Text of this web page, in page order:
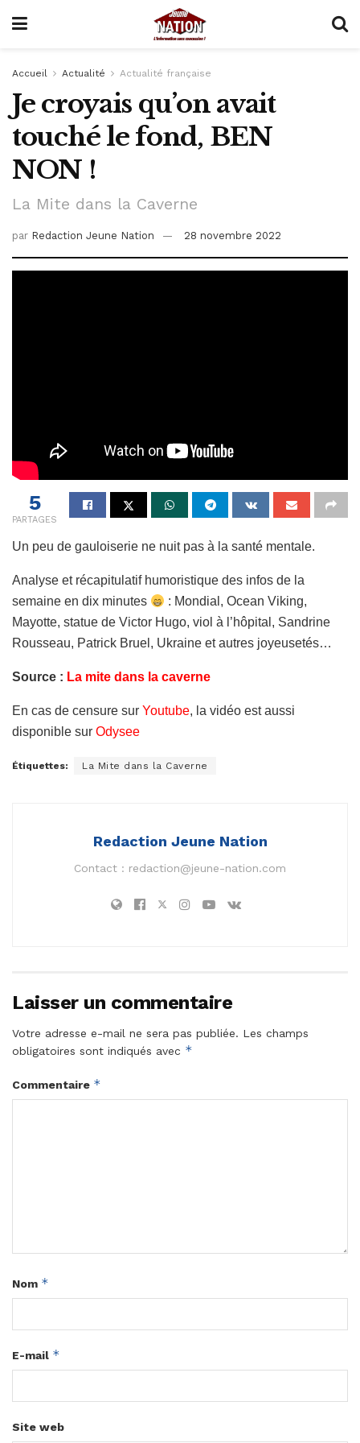
Accueil Actualité Actualité française
Je croyais qu’on avait
touché le fond, BEN
NON !
La Mite dans la Caverne
par Redaction Jeune Nation 28 novembre 2022
5
PARTAGES
Un peu de gauloiserie ne nuit pas à la santé mentale.
Analyse et récapitulatif humoristique des infos de la
semaine en dix minutes
: Mondial, Ocean Viking,
Mayotte, statue de Victor Hugo, viol à l’hôpital, Sandrine
Rousseau, Patrick Bruel, Ukraine et autres joyeusetés…
Source : La mite dans la caverne
En cas de censure sur Youtube, la vidéo est aussi
disponible sur Odysee
Étiquettes: La Mite dans la Caverne
Redaction Jeune Nation
Contact : redaction@jeune-nation.com
Laisser un commentaire
Votre adresse e-mail ne sera pas publiée. Les champs
obligatoires sont indiqués avec *
Commentaire *
Nom *
E-mail *
Site web